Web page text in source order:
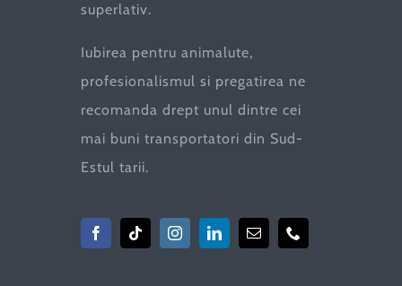
superlativ.
Iubirea pentru animalute,
profesionalismul si pregatirea ne
recomanda drept unul dintre cei
mai buni transportatori din Sud-
Estul tarii.